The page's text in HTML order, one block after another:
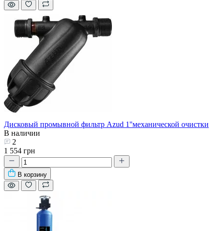
Дисковый промывной фильтр Azud 1''механической очистки
В наличии
2
1 554 грн
В корзину